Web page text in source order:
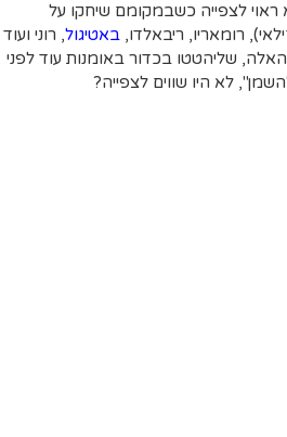
ראוי לצפייה כשבמקומם שיחקו על
רומאריו, ריבאלדו, באטיגול, רוני ועוד
שליהטטו בכדור באומנות עוד לפני
לא היו שווים לצפייה?